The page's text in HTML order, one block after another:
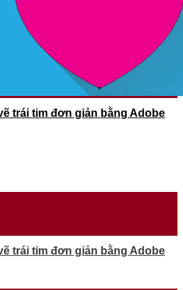
trái tim đơn giản bằng Adobe
trái tim đơn giản bằng Adobe